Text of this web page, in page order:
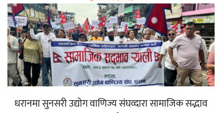
धरानमा सुनसरी उद्योग वाणिज्य संघव्दारा सामाजिक सद्भाव